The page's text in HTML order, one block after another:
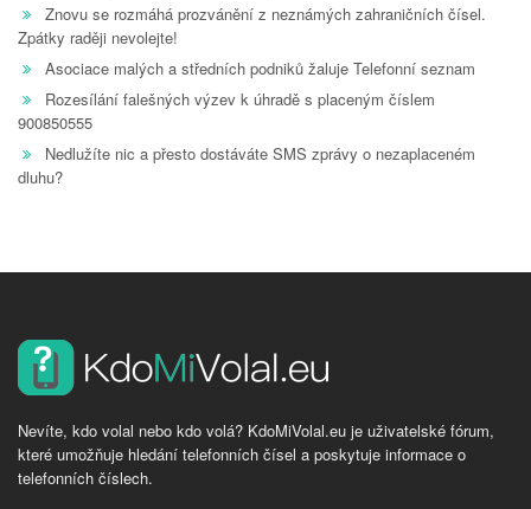
Znovu se rozmáhá prozvánění z neznámých zahraničních čísel.
Zpátky raději nevolejte!
Asociace malých a středních podniků žaluje Telefonní seznam
Rozesílání falešných výzev k úhradě s placeným číslem
900850555
Nedlužíte nic a přesto dostáváte SMS zprávy o nezaplaceném
dluhu?
Nevíte, kdo volal nebo kdo volá? KdoMiVolal.eu je uživatelské fórum,
které umožňuje hledání telefonních čísel a poskytuje informace o
telefonních číslech.